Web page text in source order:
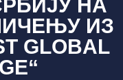
НА
ИЗ
GLOBAL